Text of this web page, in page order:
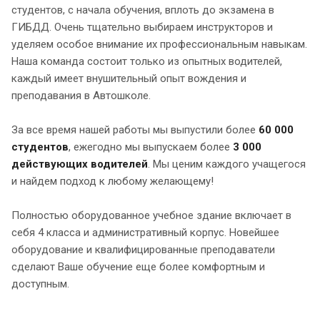
студентов, с начала обучения, вплоть до экзамена в
ГИБДД. Очень тщательно выбираем инструкторов и
уделяем особое внимание их профессиональным навыкам.
Наша команда состоит только из опытных водителей,
каждый имеет внушительный опыт вождения и
преподавания в Автошколе.
За все время нашей работы мы выпустили более 60 000
студентов, ежегодно мы выпускаем более 3 000
действующих водителей. Мы ценим каждого учащегося
и найдем подход к любому желающему!
Полностью оборудованное учебное здание включает в
себя 4 класса и административный корпус. Новейшее
оборудование и квалифицированные преподаватели
сделают Ваше обучение еще более комфортным и
доступным.